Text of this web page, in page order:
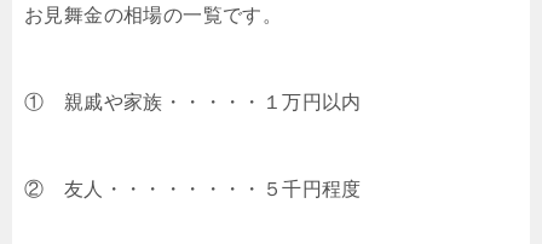
お見舞金の相場の一覧です。
① 親戚や家族・・・・・１万円以内
② 友人・・・・・・・・５千円程度